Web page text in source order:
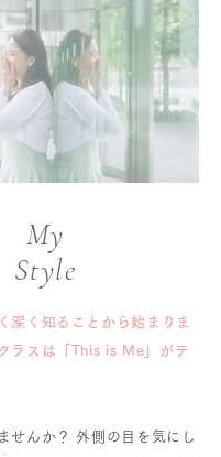
My
​Style
深く知ることから始まりま
ラスは「This is Me」がテ
せんか？ 外側の目を気にし